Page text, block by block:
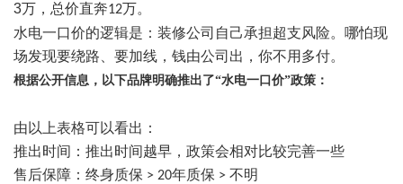
3万，总价直奔12万。
水电一口价的逻辑是：装修公司自己承担超支风险。 哪怕现
场发现要绕路、要加线，钱由公司出，你不用多付。
根据公开信息，以下品牌明确推出了“水电一口价”政策：
由以上表格可以看出：
推出时间：推出时间越早，政策会相对比较完善一些
售后保障：终身质保 > 20年质保 > 不明